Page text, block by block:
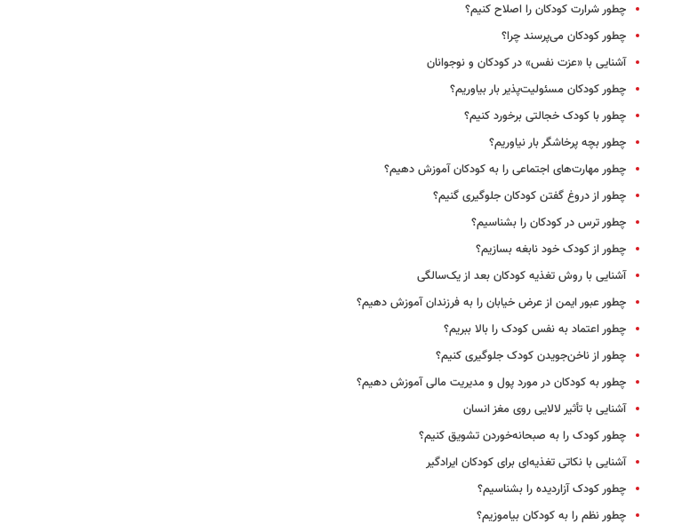
چطور شرارت کودکان را اصلاح کنیم؟
چطور کودکان می‌پرسند چرا؟
آشنایی با «عزت نفس» در کودکان و نوجوانان
چطور کودکان مسئولیت‌پذیر بار بیاوریم؟
چطور با کودک خجالتی برخورد کنیم؟
چطور بچه پرخاشگر بار نیاوریم؟
چطور مهارت‌های اجتماعی را به کودکان آموزش دهیم؟
چطور از دروغ گفتن کودکان جلوگیری گنیم؟
چطور ترس در کودکان را بشناسیم؟
چطور از کودک خود نابغه بسازیم؟
آشنایی با روش تغذیه کودکان بعد از یک‌سالگی
چطور عبور ایمن از عرض خیابان را به فرزندان آموزش دهیم؟
چطور اعتماد به نفس کودک را بالا ببریم؟
چطور از ناخن‌جویدن کودک جلوگیری کنیم؟
چطور به کودکان در مورد پول و مدیریت مالی آموزش دهیم؟
آشنایی با تأثیر لالایی روی مغز انسان
چطور کودک را به صبحانه‌خوردن تشویق کنیم؟
آشنایی با نکاتی تغذیه‌ای برای کودکان ایرادگیر
چطور کودک ‌آزاردیده را بشناسیم؟
چطور نظم را به کودکان بیاموزیم؟